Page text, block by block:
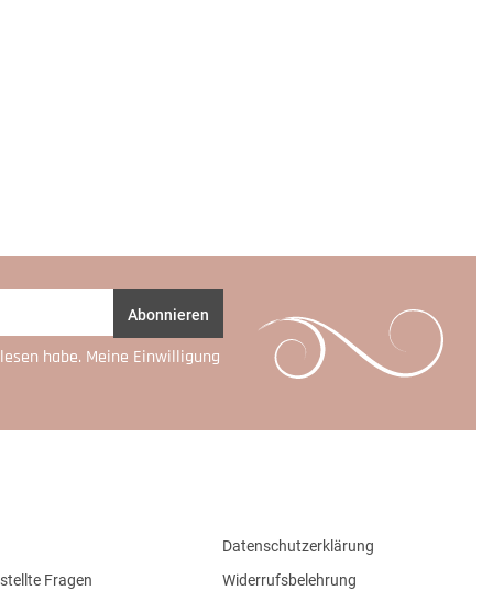
Abonnieren
habe. Meine Einwilligung
Fragen
Datenschutzerklärung
Widerrufsbelehrung